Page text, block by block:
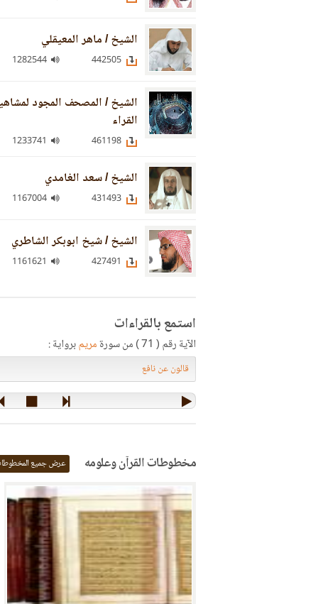
الشيخ / ماهر المعيقلي
الشيخ / المصحف المجود
القراء
الشيخ / سعد الغامدي
الشيخ / شيخ ابوبكر الشاطري
استمع بالقراءات
الآية رقم ( 71 ) من سورة مريمبرواية :
مخطوطات القرآن وعلومه عرض جميع